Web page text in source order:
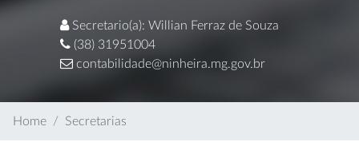
Secretario(a): Willian Ferraz de Souza
(38) 31951004
contabilidade@ninheira.mg.gov.br
Home Secretarias